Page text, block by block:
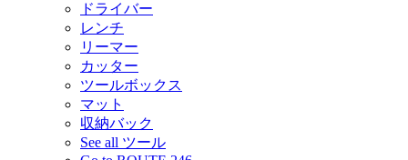
ドライバー
レンチ
リーマー
カッター
ツールボックス
マット
収納バック
See all ツール